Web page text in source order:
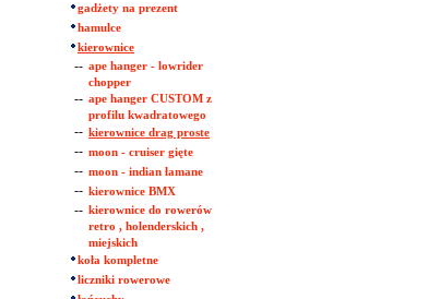
gadżety na prezent
hamulce
kierownice
-- ape hanger - lowrider
chopper
-- ape hanger CUSTOM z
profilu kwadratowego
-- kierownice drag proste
-- moon - cruiser gięte
-- moon - indian łamane
-- kierownice BMX
-- kierownice do rowerów
retro , holenderskich ,
miejskich
koła kompletne
liczniki rowerowe